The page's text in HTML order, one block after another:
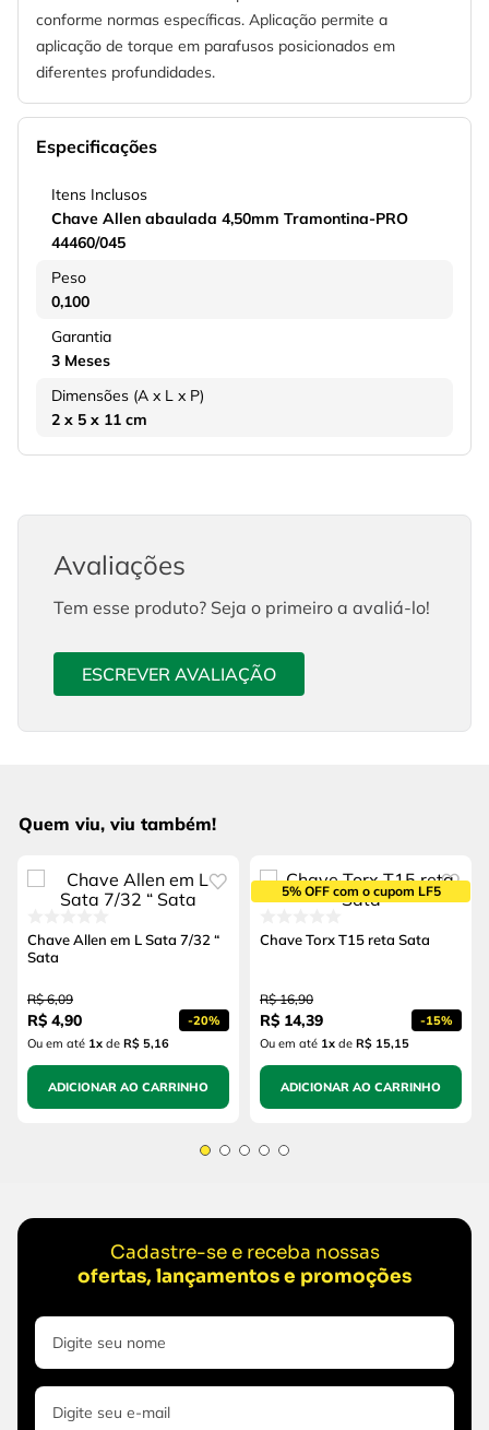
conforme normas específicas. Aplicação permite a
aplicação de torque em parafusos posicionados em
diferentes profundidades.
Especificações
Itens Inclusos
Chave Allen abaulada 4,50mm Tramontina-PRO
44460/045
Peso
0,100
Garantia
3 Meses
Dimensões (A x L x P)
2 x 5 x 11 cm
Avaliações
Tem esse produto? Seja o primeiro a avaliá-lo!
ESCREVER AVALIAÇÃO
Quem viu, viu também!
Chave Allen em L Sata 7/32 “
Sata
R$ 6,09
R$ 4,90 -20%
Ou em até 1x de R$ 5,16
ADICIONAR AO CARRINHO
5% OFF com o cupom LF5
Chave Torx T15 reta Sata
R$ 16,90
R$ 14,39 -15%
Ou em até 1x de R$ 15,15
ADICIONAR AO CARRINHO
Cadastre-se e receba nossas
ofertas, lançamentos e promoções